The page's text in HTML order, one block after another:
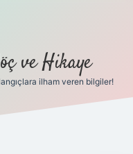
ve Hikaye
ilham veren bilgiler!